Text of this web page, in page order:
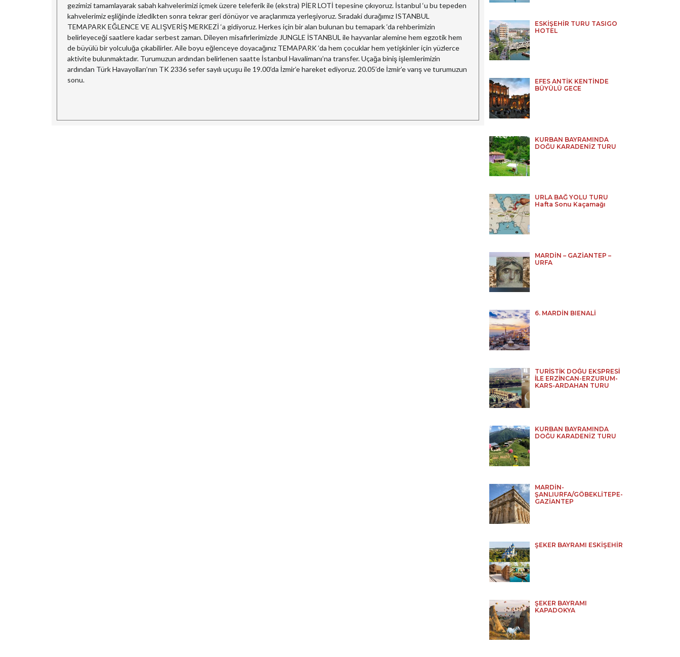
gezimizi tamamlayarak sabah kahvelerimizi içmek üzere teleferik ile (ekstra) PİER LOTİ tepesine çıkıyoruz. İstanbul ‘u bu tepeden
kahvelerimiz eşliğinde izledikten sonra tekrar geri dönüyor ve araçlarımıza yerleşiyoruz. Sıradaki durağımız ISTANBUL
TEMAPARK EĞLENCE VE ALIŞVERİŞ MERKEZİ ‘a gidiyoruz. Herkes için bir alan bulunan bu temapark ‘da rehberimizin
belirleyeceği saatlere kadar serbest zaman. Dileyen misafirlerimizde JUNGLE İSTANBUL ile hayvanlar alemine hem egzotik hem
de büyülü bir yolculuğa çıkabilirler. Aile boyu eğlenceye doyacağınız TEMAPARK ‘da hem çocuklar hem yetişkinler için yüzlerce
aktivite bulunmaktadır. Turumuzun ardından belirlenen saatte İstanbul Havalimanı’na transfer. Uçağa biniş işlemlerimizin
ardından Türk Havayolları’nın TK 2336 sefer sayılı uçuşu ile 19.00’da İzmir’e hareket ediyoruz. 20.05’de İzmir’e varış ve turumuzun
sonu.
ESKİŞEHİR TURU TASIGO
HOTEL
EFES ANTİK KENTİNDE
BÜYÜLÜ GECE
KURBAN BAYRAMINDA
DOĞU KARADENİZ TURU
URLA BAĞ YOLU TURU
Hafta Sonu Kaçamağı
MARDİN – GAZİANTEP –
URFA
6. MARDİN BIENALİ
TURİSTİK DOĞU EKSPRESİ
İLE ERZİNCAN-ERZURUM-
KARS-ARDAHAN TURU
KURBAN BAYRAMINDA
DOĞU KARADENİZ TURU
MARDİN-
ŞANLIURFA/GÖBEKLİTEPE-
GAZİANTEP
ŞEKER BAYRAMI ESKİŞEHİR
ŞEKER BAYRAMI
KAPADOKYA